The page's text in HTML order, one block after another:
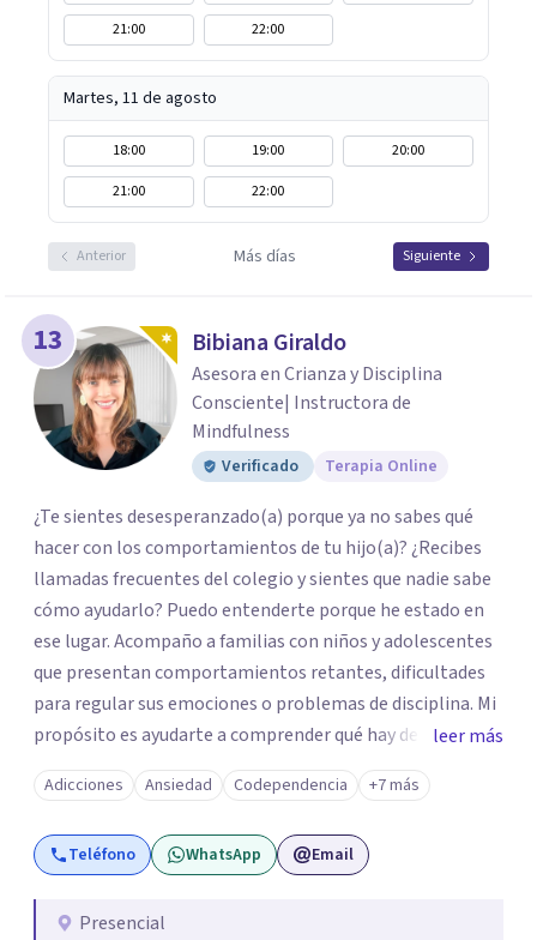
21:00
22:00
Martes, 11 de agosto
18:00 19:00
20:00
21:00
22:00
Anterior Más días Siguiente
13 Bibiana Giraldo
Asesora en Crianza y Disciplina
Consciente| Instructora de
Mindfulness
Verificado Terapia Online
¿Te sientes desesperanzado(a) porque ya no sabes qué
hacer con los comportamientos de tu hijo(a)? ¿Recibes
llamadas frecuentes del colegio y sientes que nadie sabe
cómo ayudarlo? Puedo entenderte porque he estado en
ese lugar. Acompaño a familias con niños y adolescentes
que presentan comportamientos retantes, dificultades
para regular sus emociones o problemas de disciplina. Mi
propósito es ayudarte a comprender qué hay detrás de
esas conductas y desarrollar las habilidades y
herramientas que se necesitan para transformar estas
conductas indeseadas. De la misma manera, trabajo de la
mano con el colegio para que familia e institución
ser educadora, madre de un niño con comportamiento
leer más
Adicciones Ansiedad Codependencia +7 más
Teléfono WhatsApp Email
Presencial